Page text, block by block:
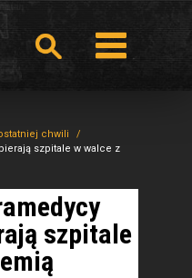
chwili
szpitale w walce z
szpitale